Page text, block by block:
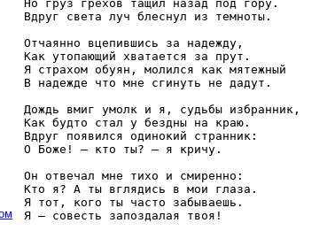
Но груз грехов тащил назад под гору.
Вдруг света луч блеснул из темноты.
Отчаянно вцепившись за надежду,
Как утопающий хватается за прут.
Я страхом обуян, молился как мятежный
В надежде что мне сгинуть не дадут.
Дождь вмиг умолк и я, судьбы избранник,
Как будто стал у бездны на краю.
Вдруг появился одинокий странник:
О Боже! — кто ты? — я кричу.
Он отвечал мне тихо и смиренно:
Кто я? А ты вглядись в мои глаза.
Я тот, кого ты часто забываешь.
Я — совесть запоздалая твоя!